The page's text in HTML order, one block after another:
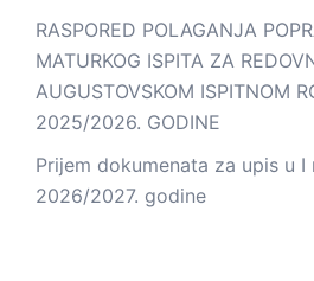
RASPORED POLAGANJA
MATURKOG ISPITA ZA
AUGUSTOVSKOM ISPITNOM
2025/2026. GODINE
Prijem dokumenata za upis u
2026/2027. godine